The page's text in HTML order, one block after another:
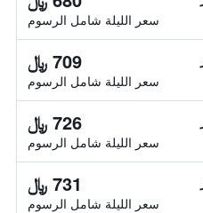
سعر الليلة شامل الرسوم
709 ﷼
سعر الليلة شامل الرسوم
726 ﷼
سعر الليلة شامل الرسوم
731 ﷼
سعر الليلة شامل الرسوم